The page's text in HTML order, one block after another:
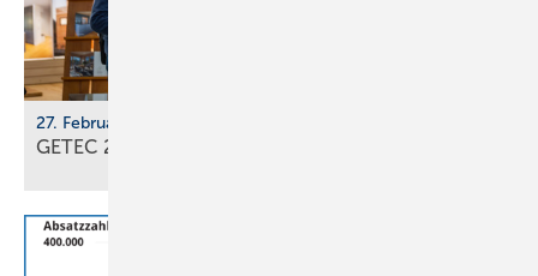
27. Februar - 1. März 2026, Messe Freiburg
GETEC 2026: En­er­gie­wen­de im